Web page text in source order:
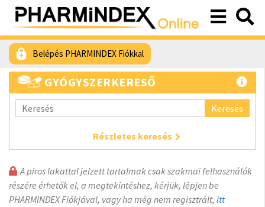
Belépés PHARMINDEX Fiókkal
GYÓGYSZERKERESŐ
Keresés
Részletes keresés
A piros lakattal jelzett tartalmak csak szakmai felhasználók
részére érhetők el, a megtekintéshez, kérjük, lépjen be
PHARMINDEX Fiókjával, vagy ha még nem regisztrált, itt